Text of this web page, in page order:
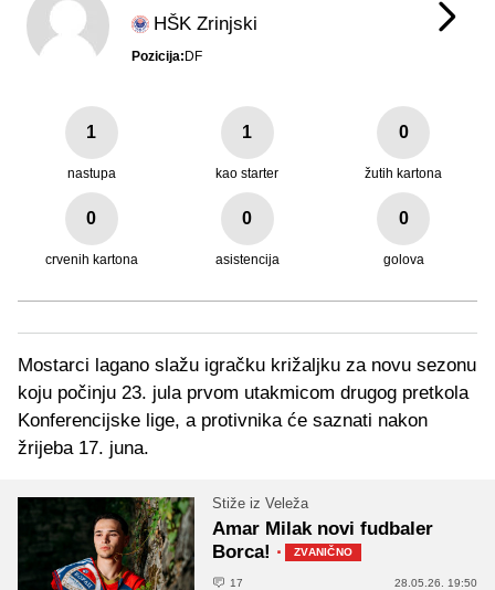
HŠK Zrinjski
Pozicija: DF
1
nastupa
1
kao starter
0
žutih kartona
0
crvenih kartona
0
asistencija
0
golova
Mostarci lagano slažu igračku križaljku za novu sezonu
koju počinju 23. jula prvom utakmicom drugog pretkola
Konferencijske lige, a protivnika će saznati nakon
žrijeba 17. juna.
Stiže iz Veleža
Amar Milak novi fudbaler
Borca! · ZVANIČNO
17 28.05.26. 19:50